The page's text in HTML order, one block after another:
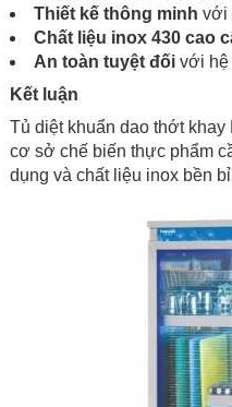
Thiết kế thông minh với
Chất liệu inox 430 cao
An toàn tuyệt đối với hệ
Kết luận
Tủ diệt khuẩn dao thớt
cơ sở chế biến thực phẩm
dụng và chất liệu inox bền